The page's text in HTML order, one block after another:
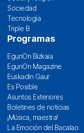
Sociedad
Tecnología
Triple B
Programas
EgunOn Bizkaia
EgunOn Magazine
Euskadin Gaur
Es Posible
Asuntos Exteriores
Boletines de noticias
¡Música, maestra!
La Emoción del Bacalao